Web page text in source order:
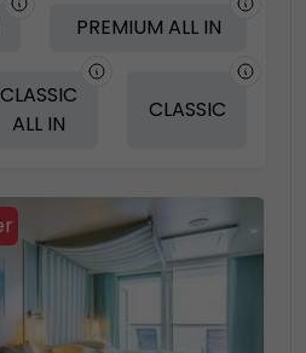
PREMIUM ALL IN
CLASSIC
ALL IN
CLASSIC